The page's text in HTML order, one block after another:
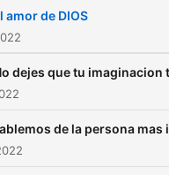
amor de DIOS
dejes que tu imaginacion
de la persona